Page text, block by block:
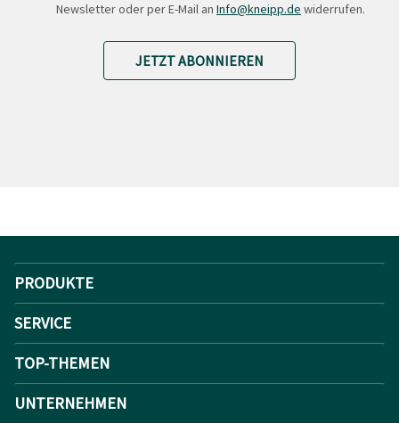
Newsletter oder per E-Mail an Info@kneipp.de widerrufen.
JETZT ABONNIEREN
PRODUKTE
SERVICE
TOP-THEMEN
UNTERNEHMEN